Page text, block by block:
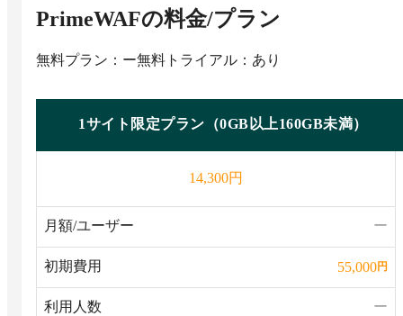
PrimeWAFの料金/プラン
無料プラン：ー無料トライアル：あり
1サイト限定プラン（0GB以上160GB未満）
14,300円
月額/ユーザー ー
初期費用 55,000円
利用人数 ー